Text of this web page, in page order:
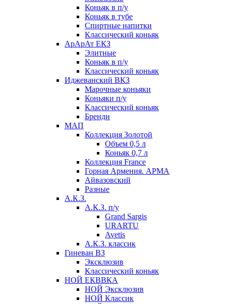
Коньяк в п/у
Коньяк в тубе
Спиртные напитки
Классический коньяк
АрАрАт ЕКЗ
Элитные
Коньяк в п/у
Классический коньяк
Иджеванский ВКЗ
Марочные коньяки
Коньяки п/у
Классический коньяк
Бренди
МАП
Коллекция Золотой
Объем 0,5 л
Коньяк 0,7 л
Коллекция France
Горная Армения. АРМА
Айвазовский
Разные
А.К.З.
А.К.З. п/у
Grand Sargis
URARTU
Avetis
А.К.З. классик
Гиневан ВЗ
Эксклюзив
Классический коньяк
НОЙ ЕКВВКА
НОЙ Эксклюзив
НОЙ Классик